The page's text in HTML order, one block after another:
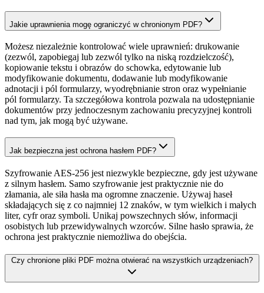
Jakie uprawnienia mogę ograniczyć w chronionym PDF?
Możesz niezależnie kontrolować wiele uprawnień: drukowanie
(zezwól, zapobiegaj lub zezwól tylko na niską rozdzielczość),
kopiowanie tekstu i obrazów do schowka, edytowanie lub
modyfikowanie dokumentu, dodawanie lub modyfikowanie
adnotacji i pól formularzy, wyodrębnianie stron oraz wypełnianie
pól formularzy. Ta szczegółowa kontrola pozwala na udostępnianie
dokumentów przy jednoczesnym zachowaniu precyzyjnej kontroli
nad tym, jak mogą być używane.
Jak bezpieczna jest ochrona hasłem PDF?
Szyfrowanie AES-256 jest niezwykle bezpieczne, gdy jest używane
z silnym hasłem. Samo szyfrowanie jest praktycznie nie do
złamania, ale siła hasła ma ogromne znaczenie. Używaj haseł
składających się z co najmniej 12 znaków, w tym wielkich i małych
liter, cyfr oraz symboli. Unikaj powszechnych słów, informacji
osobistych lub przewidywalnych wzorców. Silne hasło sprawia, że
ochrona jest praktycznie niemożliwa do obejścia.
Czy chronione pliki PDF można otwierać na wszystkich urządzeniach?